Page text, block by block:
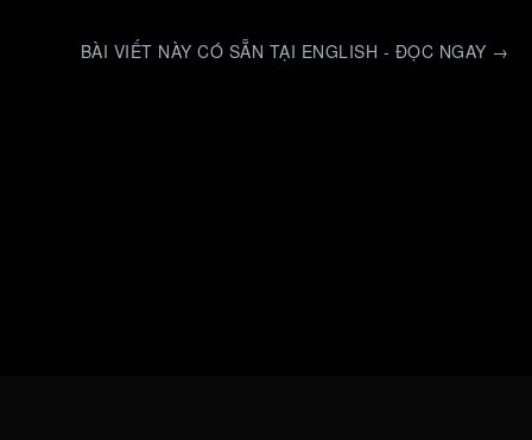
BÀI VIẾT NÀY CÓ SẴN TẠI ENGLISH - ĐỌC NGAY →